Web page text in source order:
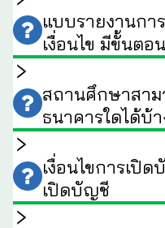
แบบรายงานกา
เงื่อนไข มีขั้นต
สถานศึกษาสา
ธนาคารใดได้บ้า
เงื่อนไขการเปิ
เปิดบัญชี